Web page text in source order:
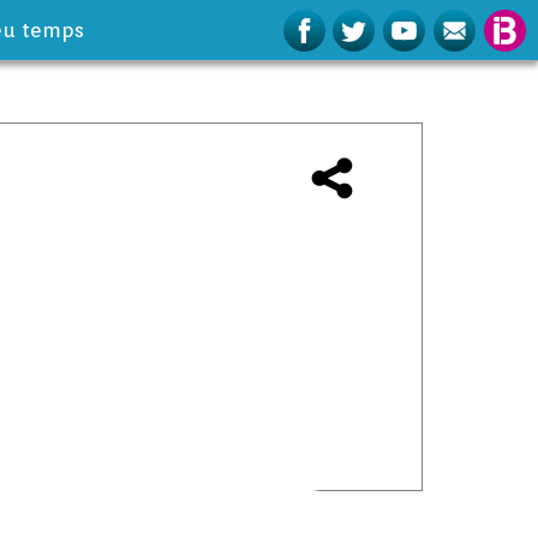
temps